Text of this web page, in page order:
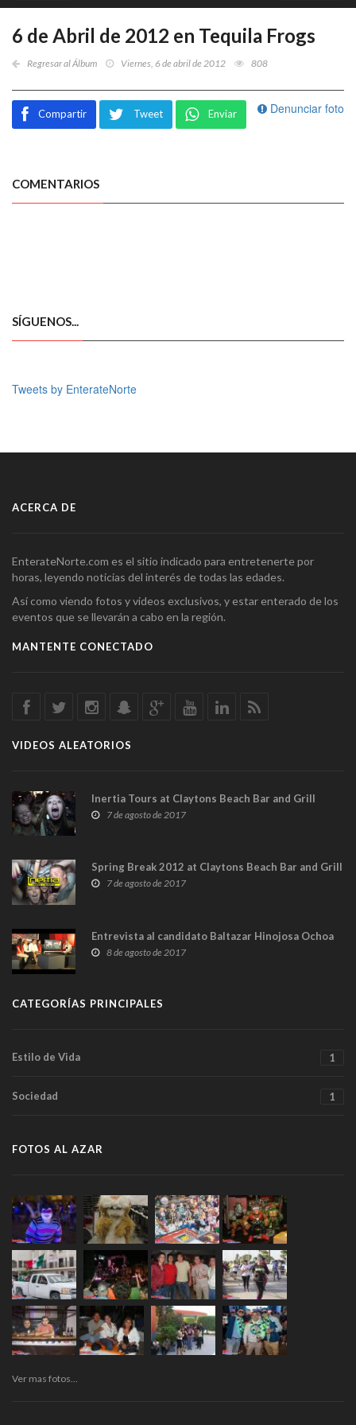
6 de Abril de 2012 en Tequila Frogs
Regresar al Álbum Viernes, 6 de abril de 2012 808
Denunciar foto
Compartir Tweet Enviar
COMENTARIOS
SÍGUENOS...
Tweets by EnterateNorte
ACERCA DE
EnterateNorte.com es el sitio indicado para entretenerte por
horas, leyendo noticias del interés de todas las edades.
Así como viendo fotos y videos exclusivos, y estar enterado de los
eventos que se llevarán a cabo en la región.
MANTENTE CONECTADO
VIDEOS ALEATORIOS
Inertia Tours at Claytons Beach Bar and Grill
7 de agosto de 2017
Spring Break 2012 at Claytons Beach Bar and Grill
7 de agosto de 2017
Entrevista al candidato Baltazar Hinojosa Ochoa
8 de agosto de 2017
CATEGORÍAS PRINCIPALES
Estilo de Vida 1
Sociedad 1
FOTOS AL AZAR
Ver mas fotos...